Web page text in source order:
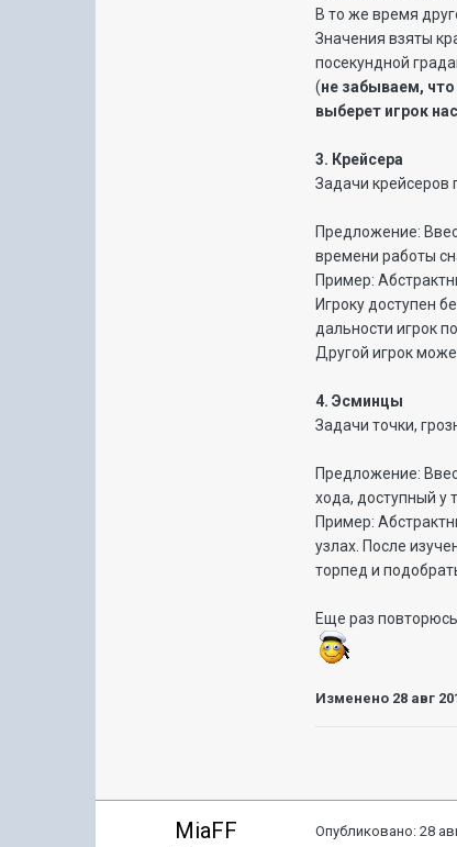
В то же время
Значения взяты
посекундной
(не забываем,
выберет игрок
3. Крейсера
Задачи крейсеров
Предложение:
времени работы
Пример:
Игроку доступен
дальности игрок
Другой игрок
4. Эсминцы
Задачи точки,
Предложение:
хода, доступный у
Пример:
узлах. После
торпед и
Еще раз
Изменено 28 авг
MiaFF Опубликовано:28